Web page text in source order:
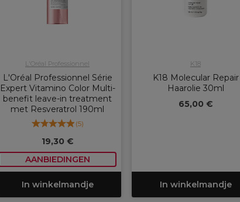
L'Oréal Professionnel
L'Oréal Professionnel Série
Expert Vitamino Color Multi-
benefit leave-in treatment
met Resveratrol 190ml
(5)
19,30 €
AANBIEDINGEN
In winkelmandje
K18
K18 Molecular Repair
Haarolie 30ml
65,00 €
In winkelmandje